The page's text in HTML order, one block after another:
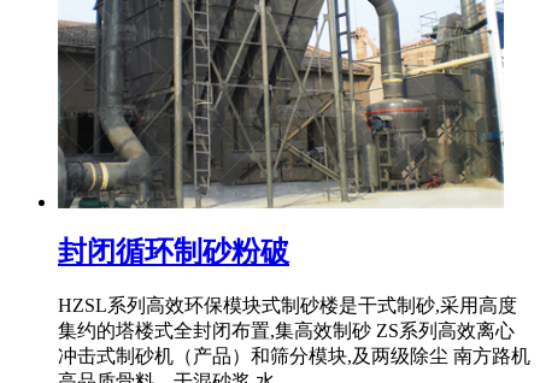
封闭循环制砂粉破
HZSL系列高效环保模块式制砂楼是干式制砂,采用高度
集约的塔楼式全封闭布置,集高效制砂 ZS系列高效离心
冲击式制砂机（产品）和筛分模块,及两级除尘 南方路机